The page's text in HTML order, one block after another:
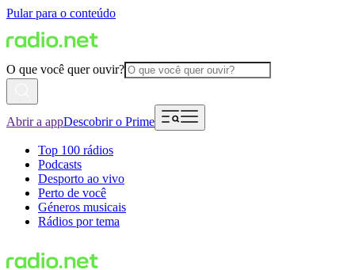
Pular para o conteúdo
O que você quer ouvir?
Abrir a appDescobrir o Prime
Top 100 rádios
Podcasts
Desporto ao vivo
Perto de você
Géneros musicais
Rádios por tema